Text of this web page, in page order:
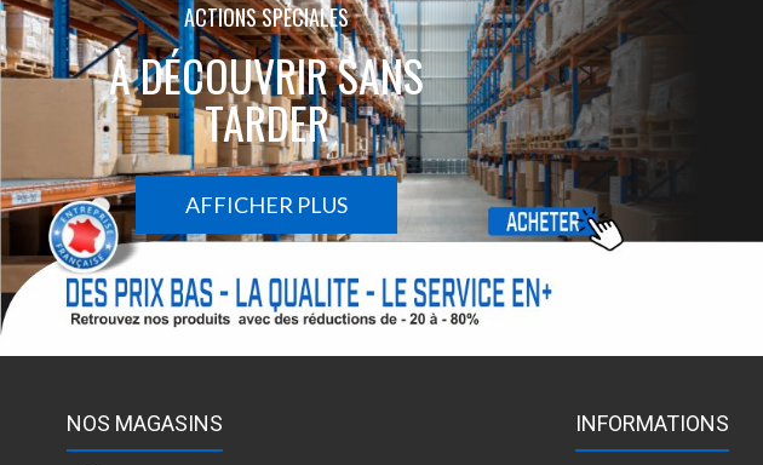
ACTIONS SPÉCIALES
À DÉCOUVRIR SANS
TARDER
AFFICHER PLUS
NOS MAGASINS INFORMATIONS